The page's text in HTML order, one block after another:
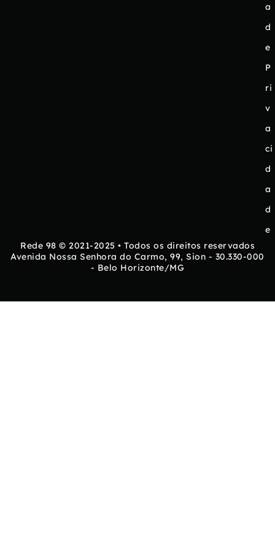
a
d
e
P
ri
v
a
ci
d
a
d
e
Rede 98 © 2021-2025 • Todos os direitos reservados
Avenida Nossa Senhora do Carmo, 99, Sion - 30.330-000
- Belo Horizonte/MG